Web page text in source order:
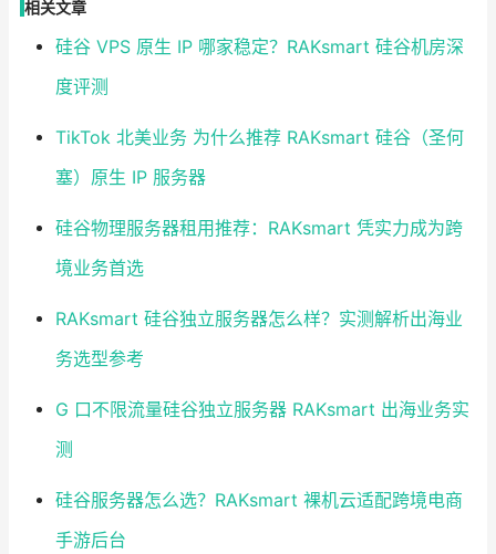
相关文章
硅谷 VPS 原生 IP 哪家稳定？RAKsmart 硅谷机房深
度评测
TikTok 北美业务 为什么推荐 RAKsmart 硅谷（圣何
塞）原生 IP 服务器
硅谷物理服务器租用推荐：RAKsmart 凭实力成为跨
境业务首选
RAKsmart 硅谷独立服务器怎么样？实测解析出海业
务选型参考
G 口不限流量硅谷独立服务器 RAKsmart 出海业务实
测
硅谷服务器怎么选？RAKsmart 裸机云适配跨境电商
手游后台